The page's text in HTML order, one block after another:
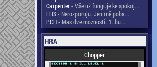
Carpenter- Vše už funguje ke spokoj...
LHS- Nerozporuju. Jen mě poba...
PCH- Mas dve moznosti. 1. bu...
HRA
Chopper